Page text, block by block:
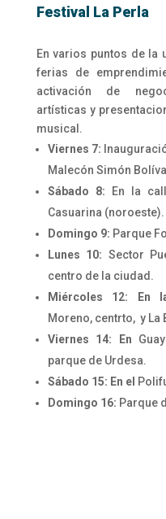
Festival La Perla
En varios puntos de la
ferias de
activación de
artísticas y
musical.
Viernes 7:
Malecón Simón
Sábado 8: En la
Casuarina (noroeste).
Domingo 9: Parque
Lunes 10: Sector
centro de la ciudad.
Miércoles 12: En
Moreno, centrto, y La
Viernes 14: En
parque de Urdesa.
Sábado 15: En el
Domingo 16: Parque